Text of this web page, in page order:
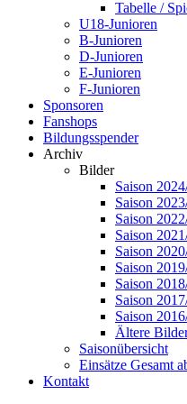
Tabelle /
U18-Junioren
B-Junioren
D-Junioren
E-Junioren
F-Junioren
Sponsoren
Fanshops
Bildungsspender
Archiv
Bilder
Saison
Saison
Saison
Saison
Saison
Saison
Saison
Saison
Saison
Ältere
Saisonübersicht
Einsätze Gesamt
Kontakt